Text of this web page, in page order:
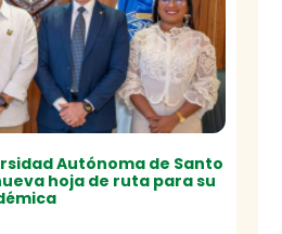
Autónoma de Santo
hoja de ruta para su